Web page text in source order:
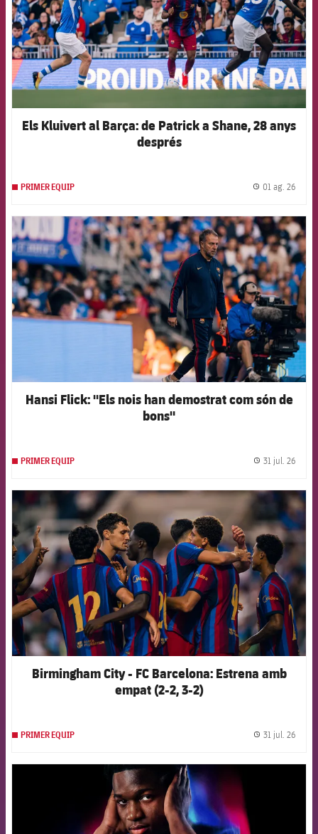
Els Kluivert al Barça: de Patrick a Shane, 28 anys
després
PRIMER EQUIP 01 ag. 26
FCB Barcelona badge
Hansi Flick: "Els nois han demostrat com són de
bons"
PRIMER EQUIP 31 jul. 26
FCB Barcelona badge
Birmingham City - FC Barcelona: Estrena amb
empat (2-2, 3-2)
PRIMER EQUIP 31 jul. 26
FCB Barcelona badge